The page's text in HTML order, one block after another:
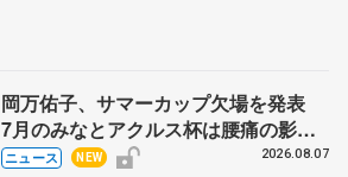
岡万佑子、サマーカップ欠場を発表
7月のみなとアクルス杯は腰痛の影響
で
ニュース NEW 2026.08.07